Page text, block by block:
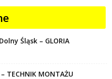
Śląsk – GLORIA
TECHNIK MONTAŻU